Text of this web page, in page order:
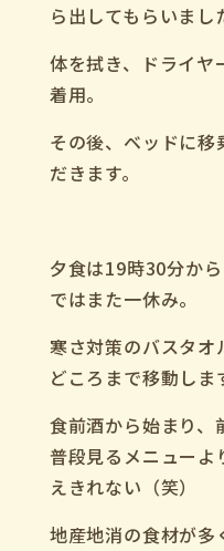
ら出してもらいまし
体を拭き、ドライヤ
着用。
その後、ベッドに
だきます。
夕食は19時30分か
ではまた一休み。
寒さ対策のバスタオ
どころまで移動しま
食前酒から始まり、
普段見るメニューよ
えきれない（笑）
地産地消の食材が多